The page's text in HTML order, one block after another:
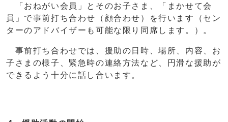
「おねがい会員」とそのお子さま、「まかせて会
員」で事前打ち合わせ（顔合わせ）を行います（セン
ターのアドバイザーも可能な限り同席します。）。
事前打ち合わせでは、援助の日時、場所、内容、お
子さまの様子、緊急時の連絡方法など、円滑な援助が
できるよう十分に話し合います。